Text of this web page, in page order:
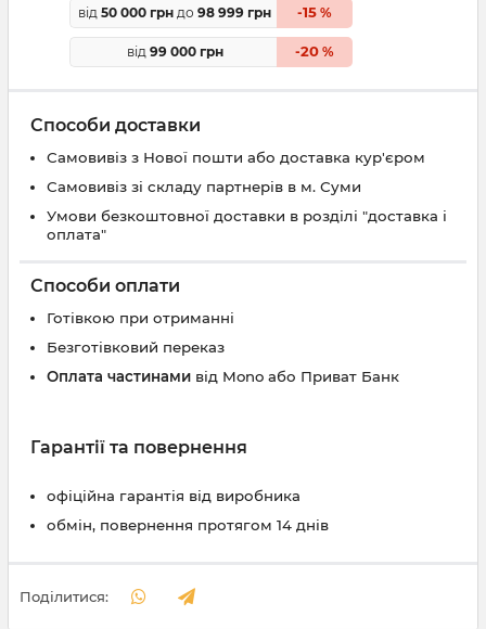
від 50 000 грн до 98 999 грн -15%
від 99 000 грн -20%
Способи доставки
Самовивіз з Нової пошти або доставка кур'єром
Самовивіз зі складу партнерів в м. Суми
Умови безкоштовної доставки в розділі "доставка і
оплата"
Способи оплати
Готівкою при отриманні
Безготівковий переказ
Оплата частинами від Mono або Приват Банк
Гарантії та повернення
офіційна гарантія від виробника
обмін, повернення протягом 14 днів
Поділитися: